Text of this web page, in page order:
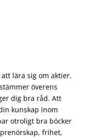
lära sig om aktier.
överens
dig bra råd. Att
kunskap inom
otroligt bra böcker
frihet,